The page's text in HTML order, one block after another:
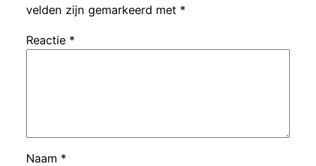
velden zijn gemarkeerd met *
Reactie *
Naam *